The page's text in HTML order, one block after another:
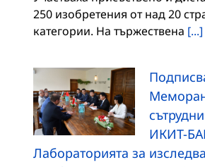
250 изобретения от над 20
категории. На тържествена [...]
ИКИТ-
Лабораторията за